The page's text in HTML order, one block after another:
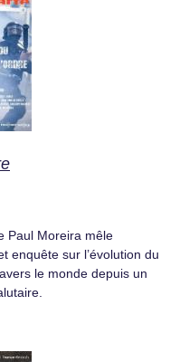
Paul Moreira mêle
enquête sur l’évolution du
le monde depuis un